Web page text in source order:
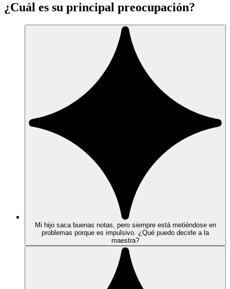
¿Cuál es su principal preocupación?
Mi hijo saca buenas notas, pero siempre está metiéndose en
problemas porque es impulsivo. ¿Qué puedo decirle a la
maestra?